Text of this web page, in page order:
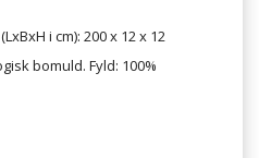
i cm): 200 x 12 x 12
bomuld. Fyld: 100%